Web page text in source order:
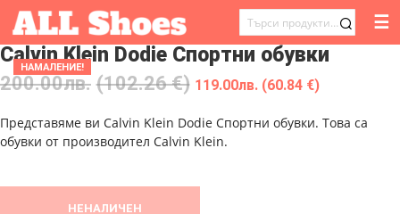
ТЪРСЕНЕ
ЗА:
☰
НАМАЛЕНИЕ!
Calvin Klein Dodie Спортни обувки
200.00лв. (102.26 €) 119.00лв. (60.84 €)
Представяме ви Calvin Klein Dodie Спортни обувки. Това са
обувки от производител Calvin Klein.
НЕНАЛИЧЕН